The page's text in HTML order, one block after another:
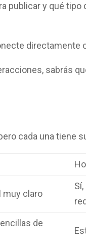
publicar y qué
directamente
sabrás
cada una tiene
muy claro
de